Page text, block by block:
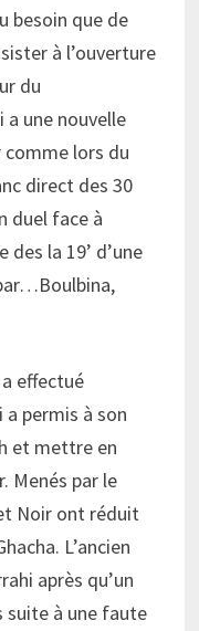
besoin que de
à l’ouverture
du
a une nouvelle
lors du
direct des 30
duel face à
la 19’ d’une
effectué
permis à son
et mettre en
Menés par le
Noir ont réduit
L’ancien
après qu’un
suite à une faute